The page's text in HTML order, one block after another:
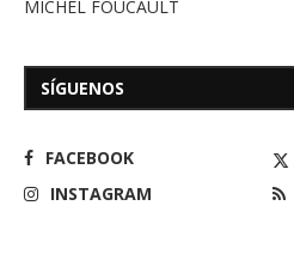
MICHEL FOUCAULT
SÍGUENOS
FACEBOOK
INSTAGRAM